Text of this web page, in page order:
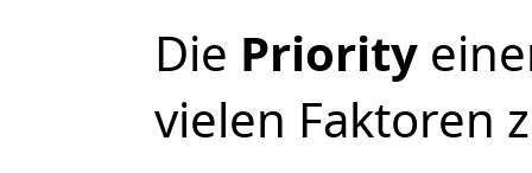
Die Priority
vielen Faktoren